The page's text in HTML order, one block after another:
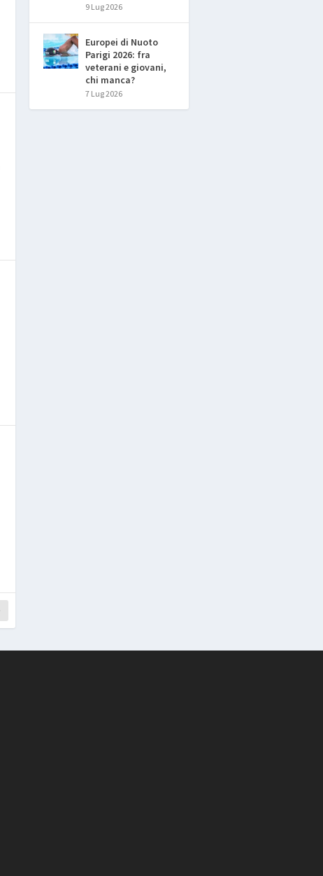
9 Lug 2026
Europei di Nuoto
Parigi 2026: fra
veterani e giovani,
chi manca?
7 Lug 2026